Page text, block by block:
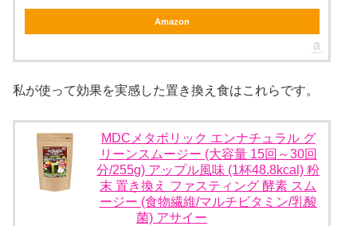
Amazon
私が使って効果を実感した置き換え食はこれらです。
MDCメタボリック エンナチュラル グ
リーンスムージー (大容量 15回～30回
分/255g) アップル風味 (1杯48.8kcal) 粉
末 置き換え ファスティング 酵素 スム
ージー (食物繊維/マルチビタミン/乳酸
菌) アサイー